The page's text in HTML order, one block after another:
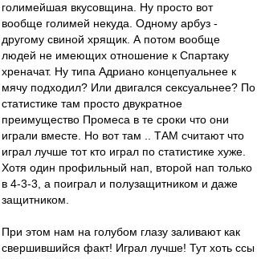
голимейшая вкусовщина. Ну просто вот
вообще голимей некуда. Одному арбуз -
другому свиной хрящик. А потом вообще
людей не имеющих отношение к Спартаку
хреначат. Ну типа Адриано концепуальнее к
мячу подходил? Или двигался сексуальнее? По
статистике там просто двукратное
преимущество Промеса в те сроки что они
играли вместе. Но вот там .. ТАМ считают что
играл лучше тот кто играл по статистике хуже.
Хотя один профильный нап, второй нап только
в 4-3-3, а поиграл и полузащитником и даже
защитником.
При этом нам на голубом глазу заливают как
свершившийся факт! Играл лучше! Тут хоть ссы